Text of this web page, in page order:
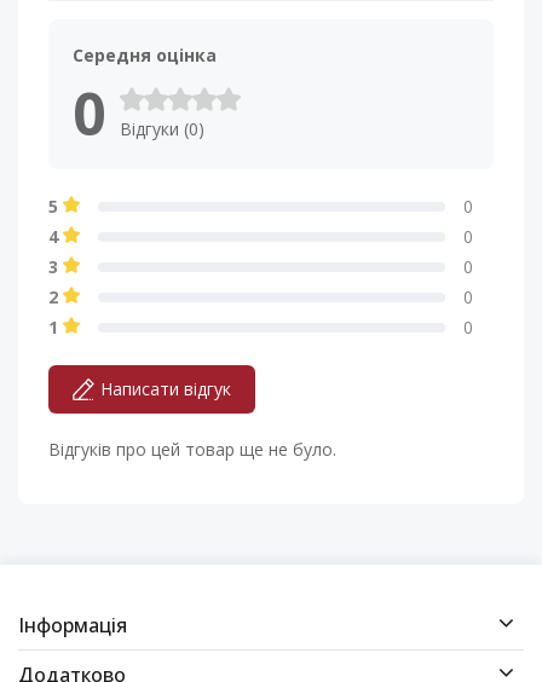
Середня оцінка
0 Відгуки (0)
5
0
4
0
3
0
2
0
1
0
Написати відгук
Відгуків про цей товар ще не було.
Інформація
Додатково